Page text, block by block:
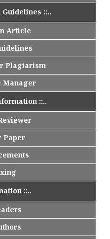
Guidelines ::..
Article
Plagiarism
Manager
::..
Paper
::..